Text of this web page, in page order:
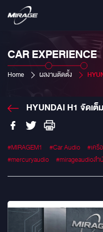
CAR EXPERIENCE
Home ผลงานติดตั้ง
HYUNDAI H1 จัดเ
#MIRAGEM1 #Car Audio #เครื่
#mercuryaudio
#mirageaudioส